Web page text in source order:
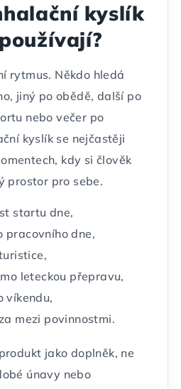
kyslík
rytmus. Někdo hledá
jiný po obědě, další po
nebo večer po
kyslík se nejčastěji
kdy si člověk
prostor pro sebe.
startu dne,
pracovního dne,
leteckou přepravu,
víkendu,
mezi povinnostmi.
jako doplněk, ne
únavy nebo